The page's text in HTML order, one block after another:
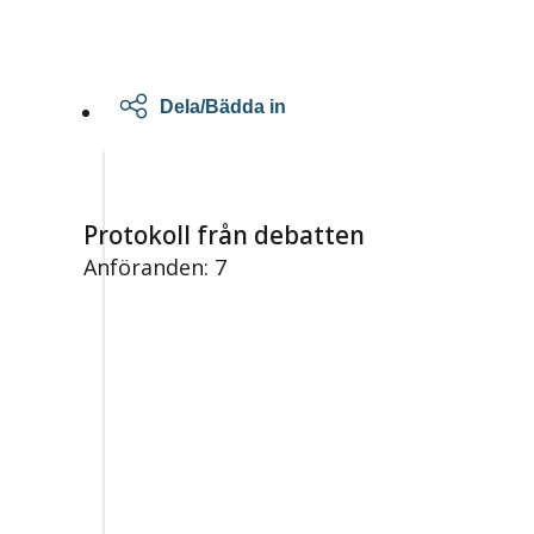
Dela/Bädda in
Protokoll från debatten
Anföranden: 7